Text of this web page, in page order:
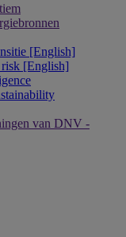
[English]
risk [English]
van DNV -